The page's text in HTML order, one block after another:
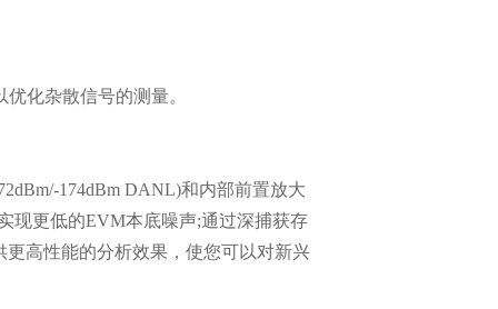
化杂散信号的测量。
174dBm DANL)和内部前置放大
现更低的EVM本底噪声;通过深捕获存
高性能的分析效果，使您可以对新兴